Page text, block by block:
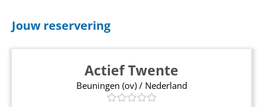
Jouw reservering
Actief Twente
Beuningen (ov) / Nederland